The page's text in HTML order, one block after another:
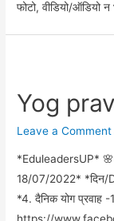
फोटो, वीडियो/
Yog
Leave a Comment
*EduleadersUP*
18/07/2022* *दिन/
*4. दैनिक योग